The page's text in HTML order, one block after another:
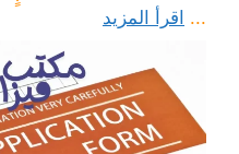
... اقرأ المزيد